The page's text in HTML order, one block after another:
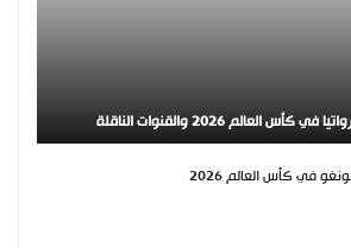
العالم 2026 والقنوات الناقلة
موعد مباراة البرتغال والكونغو في كأس العالم 2026